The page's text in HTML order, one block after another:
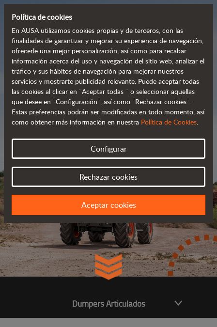
Dumpers potentes,
eficientes y rentables
Catálogo
Dumpers Articulados
Política de cookies
En AUSA utilizamos cookies propias y de terceros, con las
finalidades de garantizar y mejorar su experiencia de navegación,
ofrecerle una mejor personalización, así como para recabar
información acerca del uso y navegación del sitio web, analizar el
tráfico y sus hábitos de navegación para mejorar nuestros
servicios y mostrarte publicidad relevante. Puede aceptar todas
las cookies al clicar en ¨Aceptar todas ¨ o seleccionar aquellas
que desee en ¨Configuración¨, así como ¨Rechazar cookies¨.
Estas preferencias podrán ser modificadas en todo momento, así
como obtener más información en nuestra Política de Cookies.
Configurar
Rechazar cookies
Aceptar cookies